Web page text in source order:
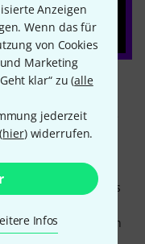
Anzeigen
Wenn das für
von Cookies
Marketing
klar“ zu (alle
jederzeit
hier) widerrufen.
Infos
die Bedürfnisse
einer
bietet
auch jede
und weiteres
über 1.500
überzeugen